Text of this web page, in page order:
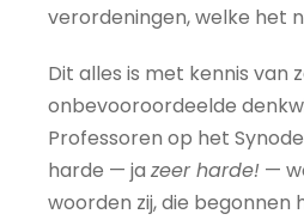
verordeningen, welke het
Dit alles is met kennis van
onbevooroordeelde
Professoren op het
harde — ja zeer harde! —
woorden zij, die